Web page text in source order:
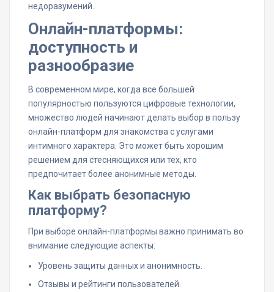
недоразумений.
Онлайн-платформы:
доступность и
разнообразие
В современном мире, когда все большей
популярностью пользуются цифровые технологии,
множество людей начинают делать выбор в пользу
онлайн-платформ для знакомства с услугами
интимного характера. Это может быть хорошим
решением для стесняющихся или тех, кто
предпочитает более анонимные методы.
Как выбрать безопасную
платформу?
При выборе онлайн-платформы важно принимать во
внимание следующие аспекты:
Уровень защиты данных и анонимность.
Отзывы и рейтинги пользователей.